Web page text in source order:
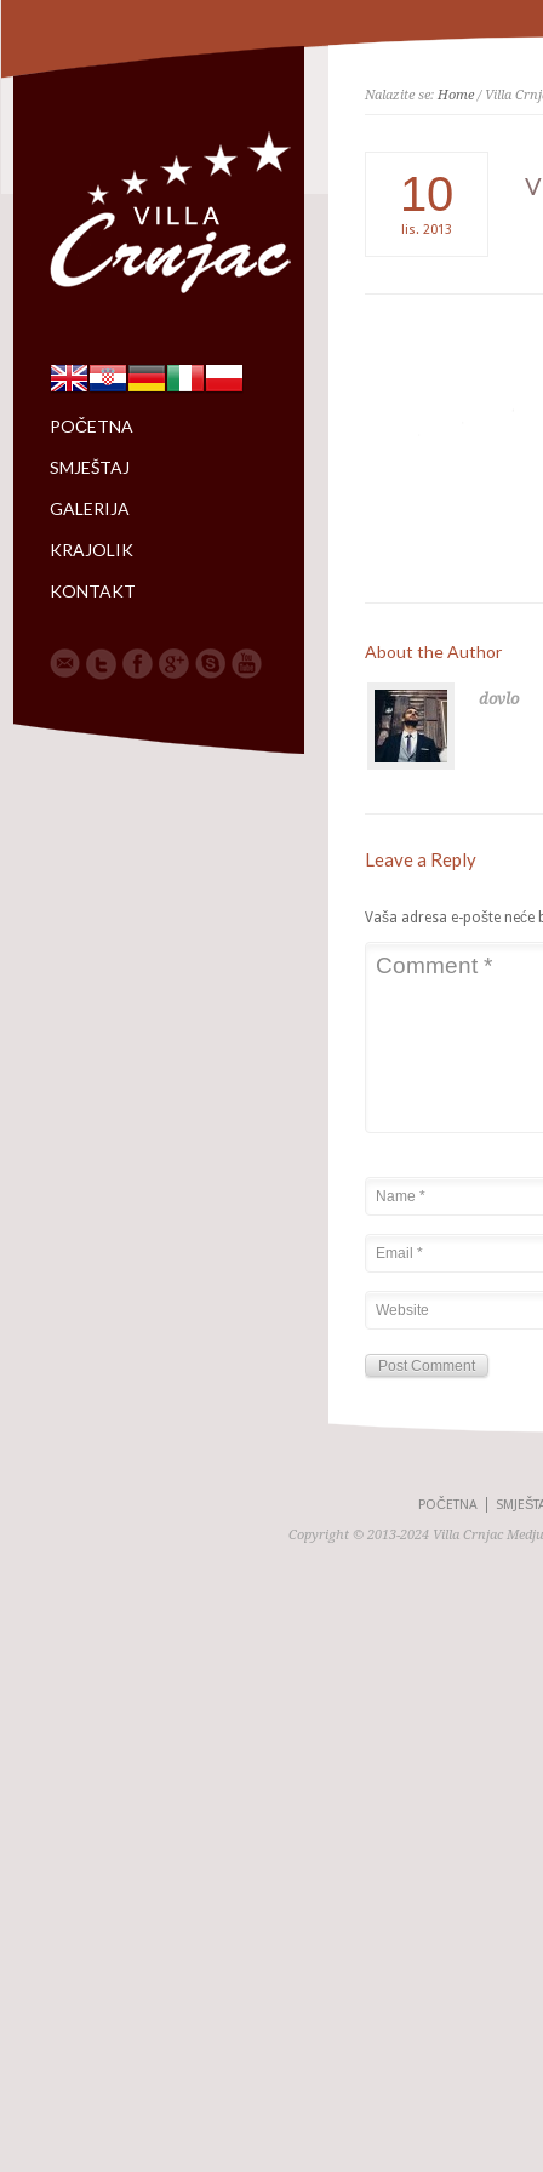
Nalazite se: Home/ Villa
10
lis. 2013
About the Author
dovlo
Leave a Reply
Vaša adresa e-pošte neće
POČETNA
SMJEŠTAJ
GALERIJA
KRAJOLIK
KONTAKT
POČETNA
Copyright © 2013-2024 Villa Crnjac